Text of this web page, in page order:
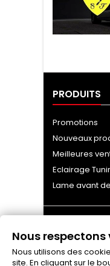
PRODUITS
Promotions
Nouveaux
Meilleures
Eclairage
Lame avant
Nous
Nous utilisons des
site. En cliquant sur le